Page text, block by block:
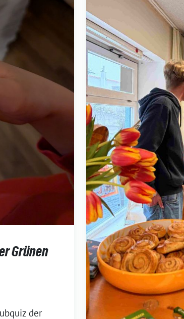
Grünen
der